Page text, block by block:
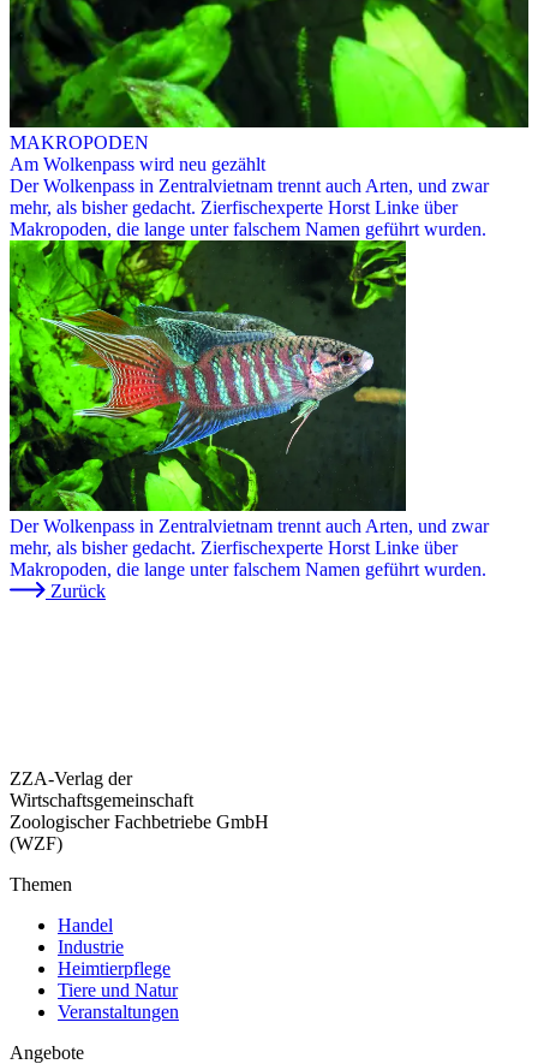
MAKROPODEN
Am Wolkenpass wird neu gezählt
Der Wolkenpass in Zentralvietnam trennt auch Arten, und zwar
mehr, als bisher gedacht. Zierfischexperte Horst Linke über
Makropoden, die lange unter falschem Namen geführt wurden.
Der Wolkenpass in Zentralvietnam trennt auch Arten, und zwar
mehr, als bisher gedacht. Zierfischexperte Horst Linke über
Makropoden, die lange unter falschem Namen geführt wurden.
Zurück
ZZA-Verlag der
Wirtschaftsgemeinschaft
Zoologischer Fachbetriebe GmbH
(WZF)
Themen
Handel
Industrie
Heimtierpflege
Tiere und Natur
Veranstaltungen
Angebote